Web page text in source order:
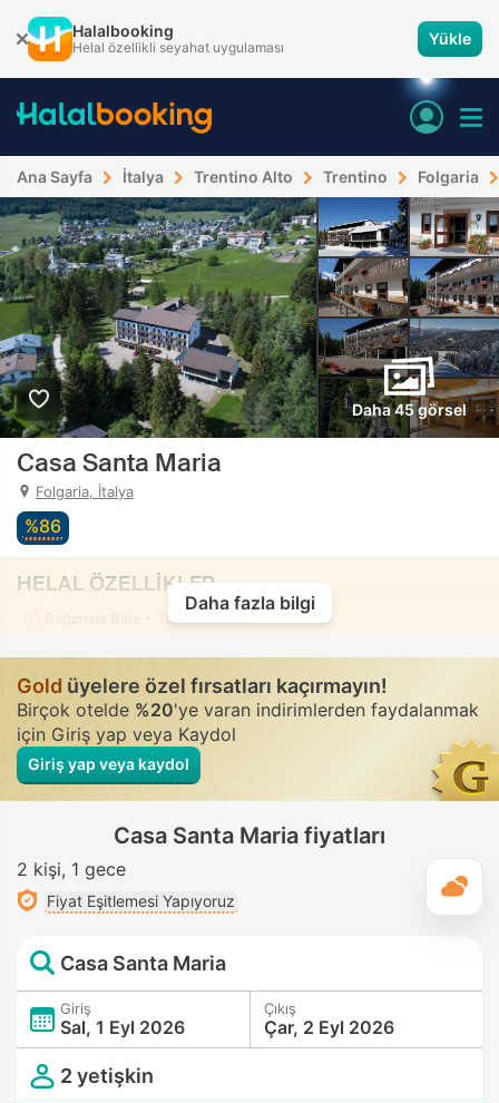
Halalbooking
Helal özellikli seyahat uygulaması Yükle
Ana Sayfa İtalya Trentino Alto Trentino Folgaria
Daha 45 görsel
Casa Santa Maria
Folgaria, İtalya
%86
HELAL ÖZELLİKLER
• Tüm odalarda
Daha fazla bilgi
Goldüyelere özel fırsatları kaçırmayın!
Birçok otelde%20'ye varan indirimlerden faydalanmak
için Giriş yap veya Kaydol
Giriş yap veya kaydol
Casa Santa Maria fiyatları
2 kişi 1 gece
Fiyat Eşitlemesi Yapıyoruz
Casa Santa Maria
Giriş
Sal, 1 Eyl 2026
Çıkış
Çar, 2 Eyl 2026
2 yetişkin